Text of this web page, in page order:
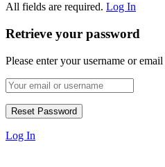
All fields are required. Log In
Retrieve your password
Please enter your username or
Log In